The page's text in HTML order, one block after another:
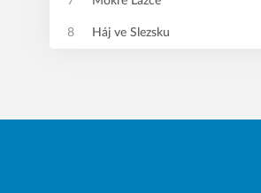
8 Háj ve Slezsku